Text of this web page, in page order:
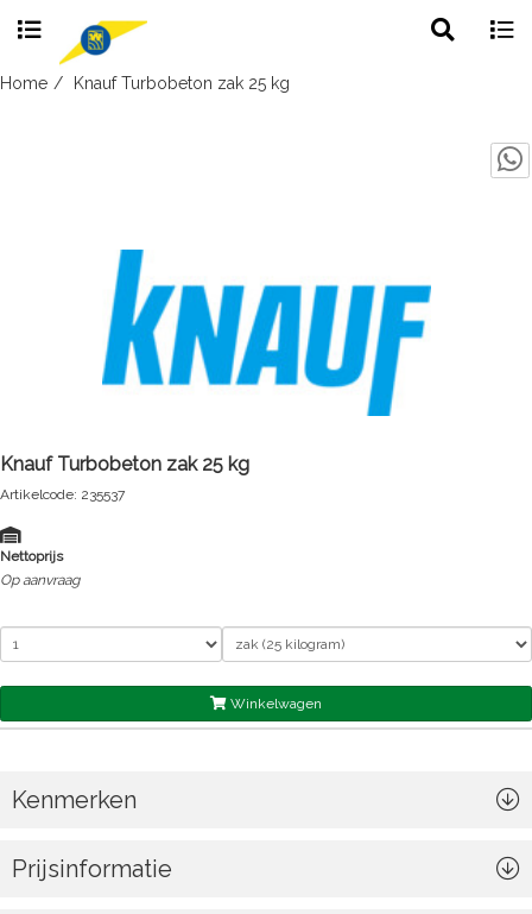
Skip
Home Knauf Turbobeton zak 25 kg
Knauf Turbobeton zak 25 kg
Artikelcode: 235537
Nettoprijs
Op aanvraag
Winkelwagen
Kenmerken
Prijsinformatie